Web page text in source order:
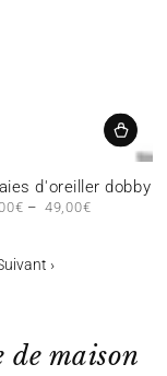
d'oreiller dobby
Prix
49,00€
›
maison